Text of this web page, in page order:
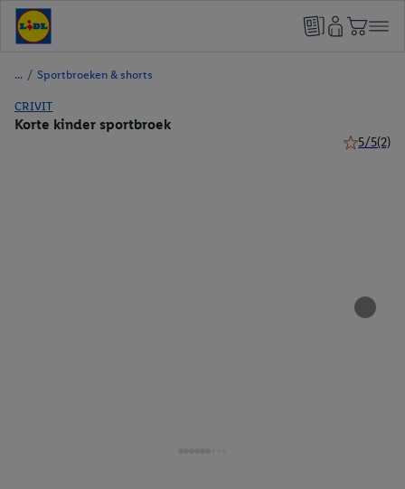
/ Sportbroeken & shorts
CRIVIT
Korte kinder sportbroek
5/5(2)